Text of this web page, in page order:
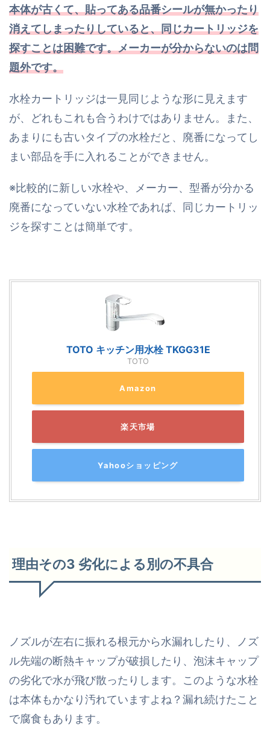
本体が古くて、貼ってある品番シールが無かったり
消えてしまったりしていると、同じカートリッジを
探すことは困難です。メーカーが分からないのは問
題外です。
水栓カートリッジは一見同じような形に見えます
が、どれもこれも合うわけではありません。また、
あまりにも古いタイプの水栓だと、廃番になってし
まい部品を手に入れることができません。
※比較的に新しい水栓や、メーカー、型番が分かる
廃番になっていない水栓であれば、同じカートリッ
ジを探すことは簡単です。
TOTO キッチン用水栓 TKGG31E
TOTO
Amazon
楽天市場
Yahooショッピング
理由その3 劣化による別の不具合
ノズルが左右に振れる根元から水漏れしたり、ノズ
ル先端の断熱キャップが破損したり、泡沫キャップ
の劣化で水が飛び散ったりします。このような水栓
は本体もかなり汚れていますよね？漏れ続けたこと
で腐食もあります。